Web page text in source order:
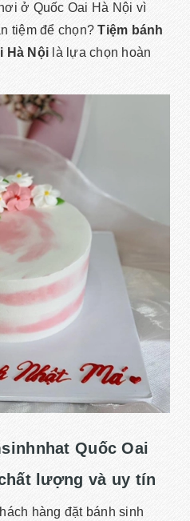
ở Quốc Oai Hà Nội vì
tiệm để chọn?Tiệm bánh
Hà Nội là lựa chọn hoàn
Quốc Oai
lượng và uy tín
hàng đặt bánh sinh